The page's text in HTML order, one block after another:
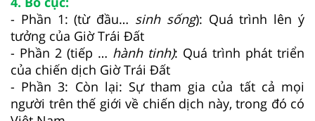
- Phần 1: (từ đầu… sinh sống): Quá trình lên ý
tưởng của Giờ Trái Đất
- Phần 2 (tiếp … hành tinh): Quá trình phát triển
của chiến dịch Giờ Trái Đất
- Phần 3: Còn lại: Sự tham gia của tất cả mọi
người trên thế giới về chiến dịch này, trong đó có